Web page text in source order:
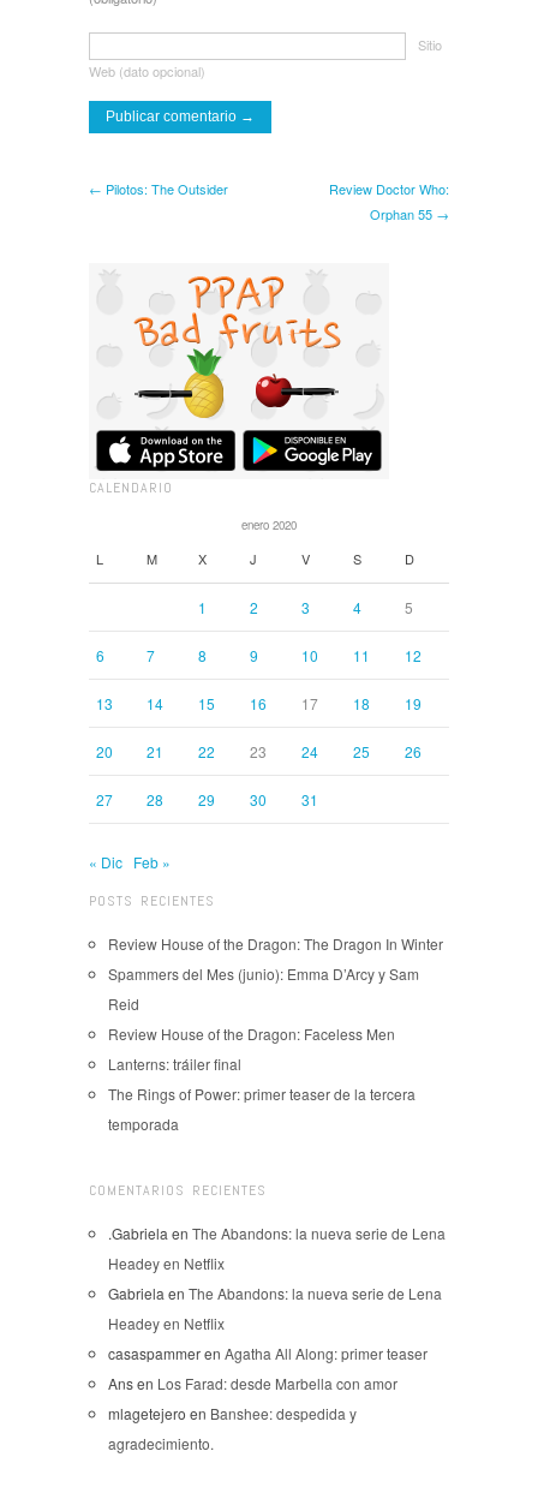
Sitio
Web (dato opcional)
← Pilotos: The Outsider
Review Doctor Who:
Orphan 55 →
CALENDARIO
enero 2020
L M X J V S D
1 2 3 4 5
6 7 8 9 10 11 12
13 14 15 16 17 18 19
20 21 22 23 24 25 26
27 28 29 30 31
« Dic Feb »
POSTS RECIENTES
Review House of the Dragon: The Dragon In Winter
Spammers del Mes (junio): Emma D’Arcy y Sam
Reid
Review House of the Dragon: Faceless Men
Lanterns: tráiler final
The Rings of Power: primer teaser de la tercera
temporada
COMENTARIOS RECIENTES
.Gabriela en The Abandons: la nueva serie de Lena
Headey en Netflix
Gabriela en The Abandons: la nueva serie de Lena
Headey en Netflix
casaspammeren Agatha All Along: primer teaser
Ansen Los Farad: desde Marbella con amor
mlagetejero en Banshee: despedida y
agradecimiento.